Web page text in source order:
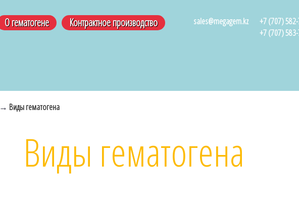
О гематогене Контрактное производство sales@megagem.kz
+7 (707)
+7 (707)
→ Виды гематогена
Виды гематогена